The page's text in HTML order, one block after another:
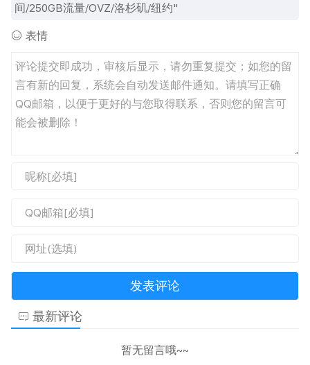
间/250GB流量/OVZ/洛杉矶/纽约"
表情
最新评论
暂无留言哦~~